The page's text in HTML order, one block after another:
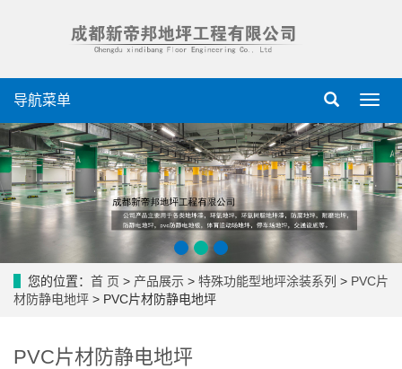
导
菜
单
导航菜单
您的位置： 首 页 > 产品展示 > 特殊功能型地坪涂装系列 > PVC片
材防静电地坪 > PVC片材防静电地坪
PVC片材防静电地坪